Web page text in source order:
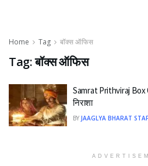
Home Tag बॉक्स ऑफिस
Tag:बॉक्स ऑफिस
Samrat Prithviraj Box
निराशा
BY JAAGLYA BHARAT